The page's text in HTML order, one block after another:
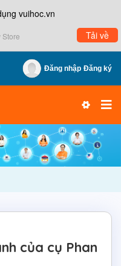
vuihoc.vn
Store Tải về
Đăng nhập Đăng ký
của cụ Phan